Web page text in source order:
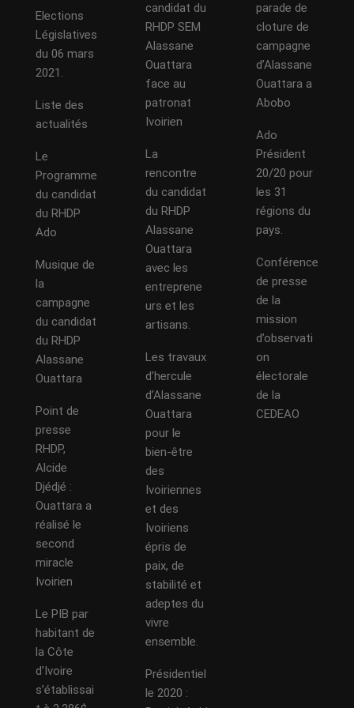
Elections
Législatives
du 06 mars
2021.
Liste des
actualités
Le
Programme
du candidat
du RHDP
Ado
Musique de
la
campagne
du candidat
du RHDP
Alassane
Ouattara
Point de
presse
RHDP,
Alcide
Djédjé :
Ouattara a
réalisé le
second
miracle
Ivoirien
Le PIB par
habitant de
la Côte
d’Ivoire
s’établissai
candidat du
RHDP SEM
Alassane
Ouattara
face au
patronat
Ivoirien
La
rencontre
du candidat
du RHDP
Alassane
Ouattara
avec les
entreprene
urs et les
artisans.
Les travaux
d’hercule
d’Alassane
Ouattara
pour le
bien-être
des
Ivoiriennes
et des
Ivoiriens
épris de
paix, de
stabilité et
adeptes du
vivre
ensemble.
Présidentiel
le 2020 :
parade de
cloture de
campagne
d’Alassane
Ouattara a
Abobo
Ado
Président
20/20 pour
les 31
régions du
pays.
Conférence
de presse
de la
mission
d’observati
on
électorale
de la
CEDEAO